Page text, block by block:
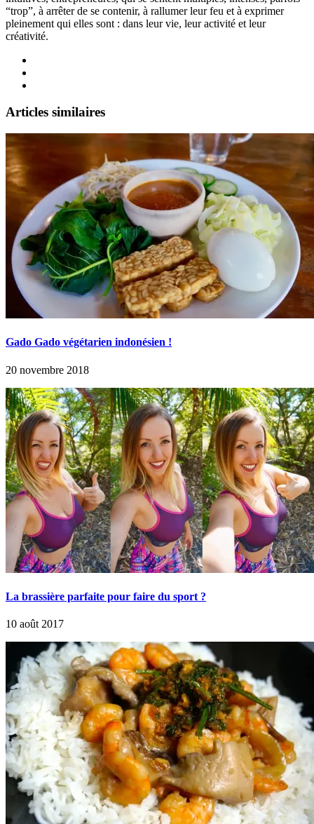
“trop”, à arrêter de se contenir, à rallumer leur feu et à exprimer
pleinement qui elles sont : dans leur vie, leur activité et leur
créativité.
Articles similaires
Gado Gado végétarien indonésien !
20 novembre 2018
La brassière parfaite pour faire du sport ?
10 août 2017